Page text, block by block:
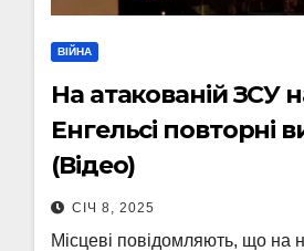
ВІЙНА
На атакованій ЗСУ
Енгельсі повторні
(Відео)
СІЧ 8, 2025
Місцеві повідомляють, що на